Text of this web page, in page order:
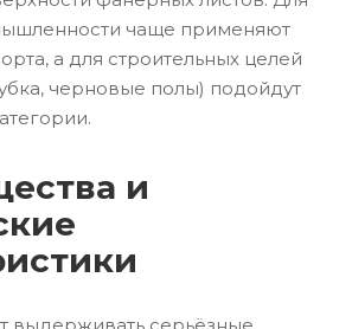
чаще применяют
а для строительных целей
черновые полы) подойдут
и